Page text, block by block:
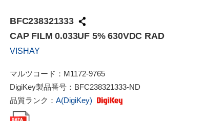
BFC238321333
CAP FILM 0.033UF 5% 630VDC RAD
VISHAY
マルツコード： M1172-9765
DigiKey製品番号： BFC238321333-ND
品質ランク： A(DigiKey)